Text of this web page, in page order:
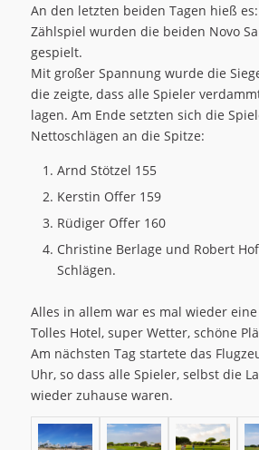
An den letzten beiden Tagen hieß
Zählspiel wurden die beiden Novo
gespielt.
Mit großer Spannung wurde die
die zeigte, dass alle Spieler
lagen. Am Ende setzten sich die
Nettoschlägen an die Spitze:
Arnd Stötzel 155
Kerstin Offer 159
Rüdiger Offer 160
Christine Berlage und Robert
Schlägen.
Alles in allem war es mal wieder
Tolles Hotel, super Wetter, schöne
Am nächsten Tag startete das
Uhr, so dass alle Spieler, selbst die
wieder zuhause waren.